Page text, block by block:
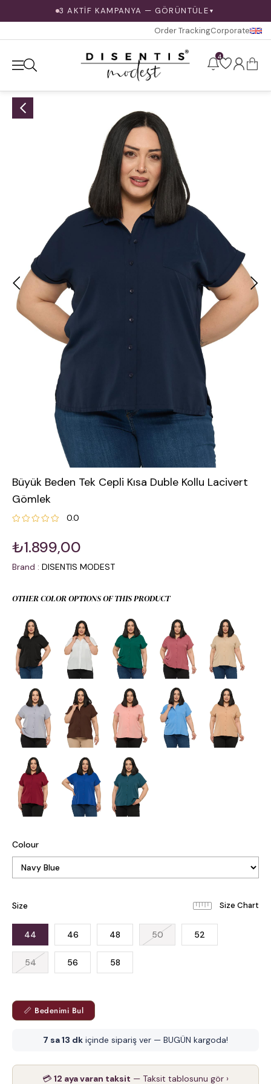
3 AKTİF KAMPANYA — GÖRÜNTÜLE ▼
Order TrackingCorporate
4
Büyük Beden Tek Cepli Kısa Duble Kollu Lacivert
Gömlek
0.0
₺1.899,00
Brand : DISENTIS MODEST
OTHER COLOR OPTIONS OF THIS PRODUCT
Colour
Size
44 46 48 50 52
54 56 58
📏 Bedenimi Bul
7 sa 13 dk içinde sipariş ver — BUGÜN kargoda!
💳 12 aya varan taksit — Taksit tablosunu gör ›